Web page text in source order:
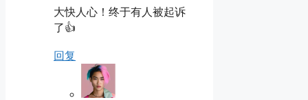
大快人心！终于有人被起诉
了👍
回复